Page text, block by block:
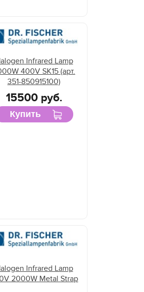
Infrared Lamp
400V SK15 (арт.
351-850915100)
15500 руб.
Купить
Infrared Lamp
2000W Metal Strap